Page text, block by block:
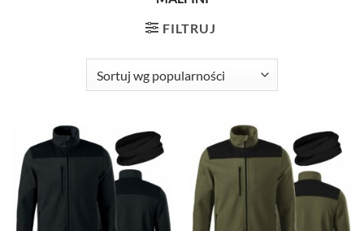
FILTRUJ